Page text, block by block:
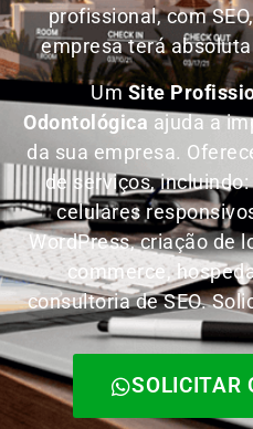
profissional, com
empresa terá
UmSite
Odontológica ajuda a
da sua empresa.
de serviços,
celulares
WordPress, criação de
commerce,
consultoria de SEO.
SOLICITAR